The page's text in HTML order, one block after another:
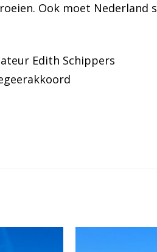
Ook moet
Edith Schippers